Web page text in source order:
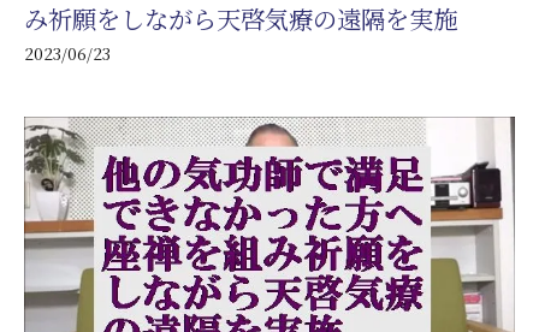
み祈願をしながら天啓気療の遠隔を実施
2023/06/23